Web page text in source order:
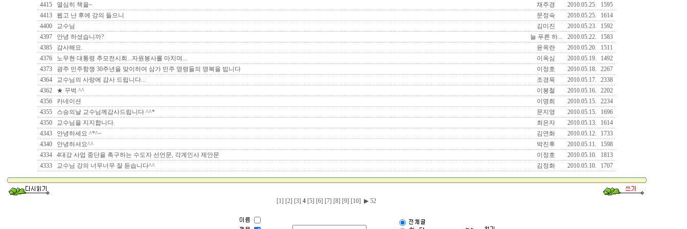
4415
열심히 책을~ 채주경 2010.05.25.
1595
4413
뵙고 난 후에 강의 들으니 문정숙 2010.05.25.
1614
4400
교수님 김미진 2010.05.23.
1592
4397
안녕 하셨습니까? 늘 푸른 하... 2010.05.22.
1583
4385
감사해요. 윤옥란 2010.05.20.
1511
4376
노무현 대통령 추모전시회...자원봉사를 마치며... 이옥심 2010.05.19.
1492
4373
광주 민주항쟁 30주년을 맞이하여 삼가 민주 영령들의 명복을 빕니다 이정호 2010.05.18.
2267
4364
교수님의 사랑에 감사 드립니다... 조경욱 2010.05.17.
2338
4362
★ 꾸벅 ^^ 이봉철 2010.05.16.
2202
4356
카네이션 이명희 2010.05.15.
2234
4355
스승의날 교수님께감사드립니다 ^^* 문지영 2010.05.15.
1696
4350
교수님을 지지합니다. 최은자 2010.05.13.
1614
4343
안녕하세요 ^*^~ 김연화 2010.05.12.
1733
4340
안녕하셔요^^ 박진후 2010.05.11.
1598
4334
4대강 사업 중단을 촉구하는 수도자 선언문, 각계인사 제안문 이정호 2010.05.10.
1813
4333
교수님 강의 너무너무 잘 듣습니다^^ 김정화 2010.05.10. 1707
[1] [2] [3] 4 [5] [6] [7] [8] [9] [10] ▶ 52